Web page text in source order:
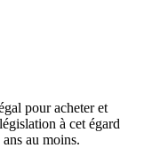
pour acheter et
à cet égard
au moins.